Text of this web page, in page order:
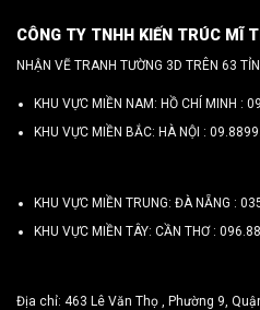
CÔNG TY TNHH KIẾN TRÚC MĨ
NHẬN VẼ TRANH TƯỜNG 3D TRÊN 63
KHU VỰC MIỀN NAM: HỒ CHÍ MINH :
KHU VỰC MIỀN BẮC: HÀ NỘI :
KHU VỰC MIỀN TRUNG: ĐÀ NẴNG :
KHU VỰC MIỀN TÂY: CẦN THƠ :
Địa chỉ: 463 Lê Văn Thọ , Phường 9,